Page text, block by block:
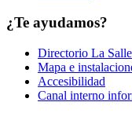
¿Te ayudamos?
Directorio La Salle
Mapa e
Accesibilidad
Canal interno